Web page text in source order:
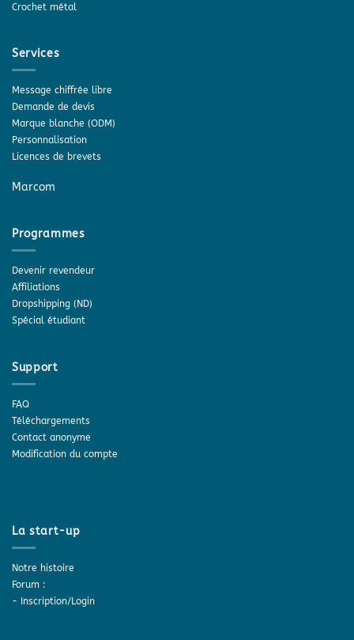
Crochet métal
Services
Message chiffrée libre
Demande de devis
Marque blanche (ODM)
Personnalisation
Licences de brevets
Marcom
Programmes
Devenir revendeur
Affiliations
Dropshipping (ND)
Spécial étudiant
Support
FAQ
Téléchargements
Contact anonyme
Modification du compte
La start-up
Notre histoire
Forum :
-
Inscription/Login